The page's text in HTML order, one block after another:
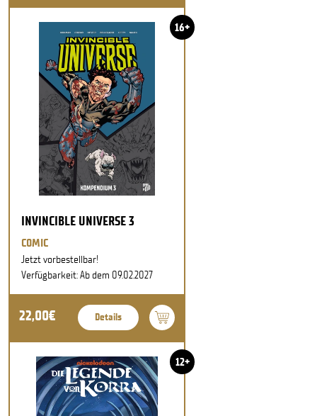
16+
INVINCIBLE UNIVERSE 3
COMIC
Jetzt vorbestellbar!
Verfügbarkeit: Ab dem 09.02.2027
22,00€ Details
12+